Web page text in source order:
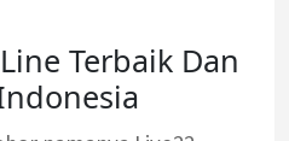
Terbaik Dan